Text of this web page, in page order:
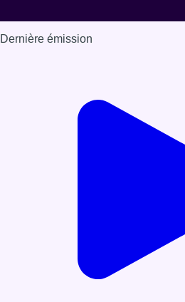
Dernière émission